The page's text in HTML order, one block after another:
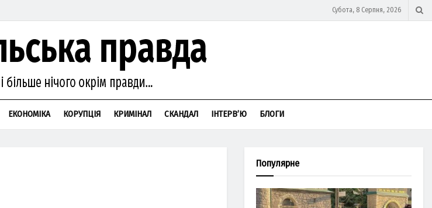
Субота, 8 Серпня, 2026
ЕКОНОМІКА КОРУПЦІЯ КРИМІНАЛ СКАНДАЛ ІНТЕРВ’Ю БЛОГИ
Популярне